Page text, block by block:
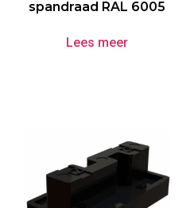
spandraad RAL 6005
Lees meer